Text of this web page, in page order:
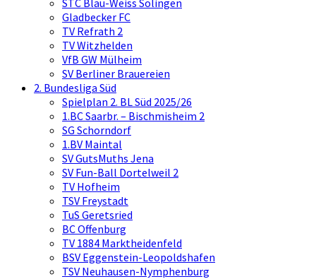
Gladbecker FC
TV Refrath 2
TV Witzhelden
VfB GW Mülheim
SV Berliner Brauereien
2. Bundesliga Süd
Spielplan 2. BL Süd 2025/26
1.BC Saarbr. – Bischmisheim 2
SG Schorndorf
1.BV Maintal
SV GutsMuths Jena
SV Fun-Ball Dortelweil 2
TV Hofheim
TSV Freystadt
TuS Geretsried
BC Offenburg
TV 1884 Marktheidenfeld
BSV Eggenstein-Leopoldshafen
TSV Neuhausen-Nymphenburg